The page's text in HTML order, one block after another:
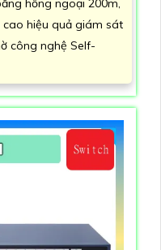
hồng ngoại 200m,
cao hiệu quả giám sát
công nghệ Self-